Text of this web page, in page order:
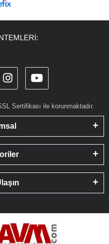
Sertifikası ile korunmaktadır.